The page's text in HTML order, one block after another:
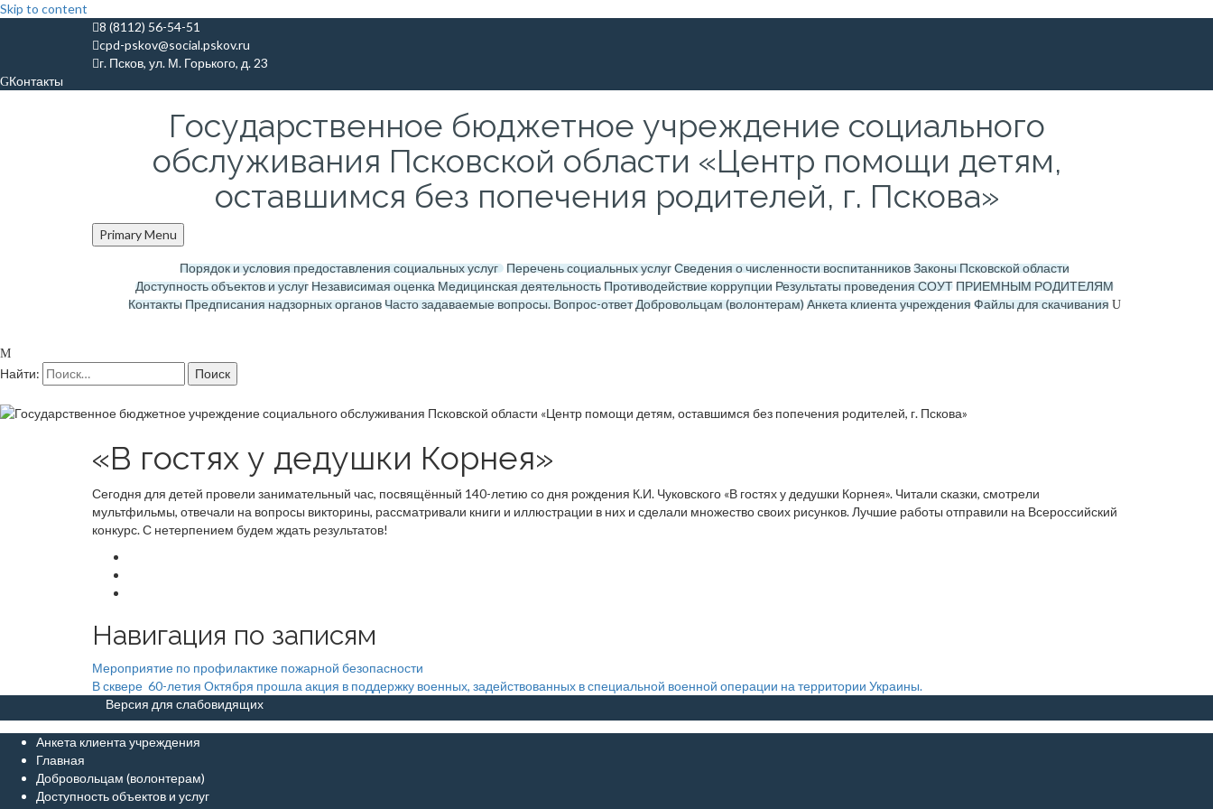
Skip to content
8 (8112) 56-54-51
cpd-pskov@social.pskov.ru
г. Псков, ул. М. Горького, д. 23
Контакты
Государственное бюджетное учреждение социального
обслуживания Псковской области «Центр помощи детям,
оставшимся без попечения родителей, г. Пскова»
Primary Menu
Порядок и условия предоставления социальных услугПеречень социальных услугСведения о численности воспитанниковЗаконы Псковской области
Доступность объектов и услугНезависимая оценкаМедицинская деятельностьПротиводействие коррупцииРезультаты проведения СОУТПРИЕМНЫМ РОДИТЕЛЯМ
КонтактыПредписания надзорных органовЧасто задаваемые вопросы. Вопрос-ответДобровольцам (волонтерам)Анкета клиента учрежденияФайлы для скачивания
Найти:
«В гостях у дедушки Корнея»
Сегодня для детей провели занимательный час, посвящённый 140-летию со дня рождения К.И. Чуковского «В гостях у дедушки Корнея». Читали сказки, смотрели
мультфильмы, отвечали на вопросы викторины, рассматривали книги и иллюстрации в них и сделали множество своих рисунков. Лучшие работы отправили на Всероссийский
конкурс. С нетерпением будем ждать результатов!
Навигация по записям
Мероприятие по профилактике пожарной безопасности
В сквере 60-летия Октября прошла акция в поддержку военных, задействованных в специальной военной операции на территории Украины.
Версия для слабовидящих
Анкета клиента учреждения
Главная
Добровольцам (волонтерам)
Доступность объектов и услуг